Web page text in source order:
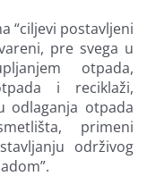
“ciljevi postavljeni
pre svega u
otpada,
i reciklaži,
odlaganja otpada
primeni
održivog